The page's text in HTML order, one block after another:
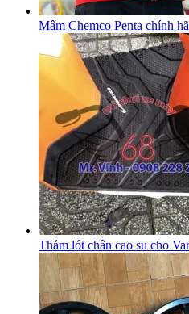
Mâm Chemco Penta chính
Thảm lót chân cao su cho